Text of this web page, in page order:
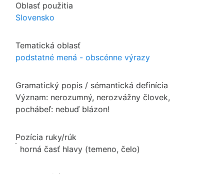
Oblasť použitia
Slovensko
Tematická oblasť
podstatné mená - obscénne výrazy
Gramatický popis / sémantická definícia
Význam: nerozumný, nerozvážny človek,
pochábeľ: nebuď blázon!
Pozícia ruky/rúk
horná časť hlavy (temeno, čelo)